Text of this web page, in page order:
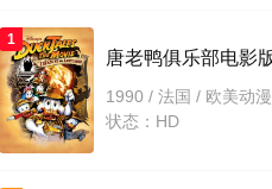
1
1990 / 法国 / 欧美动漫
状态：HD